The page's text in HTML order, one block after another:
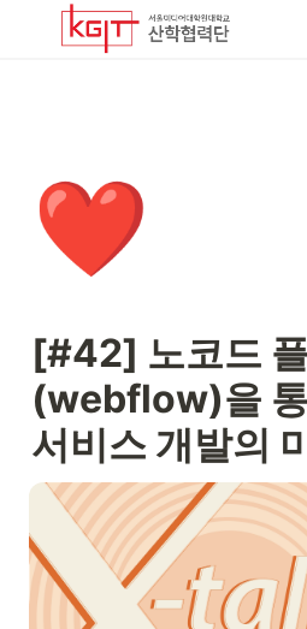
❤️
[#42] 노코드
(webflow)을
서비스 개발의